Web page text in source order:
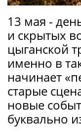
13 мая -
и скрытых
цыганской
именно в
начинает
старые
новые
буквально